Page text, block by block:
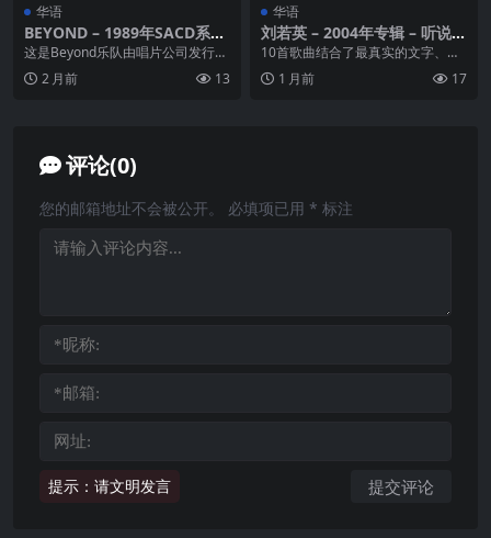
华语
BEYOND – 1989年SACD系列
– BEYOND IV DSD DSF
这是Beyond乐队由唱片公司发行的
第四张专辑,故碟名取作《Beyond I
V》...2 月前 13
华语
刘若英 – 2004年专辑 – 听说？
Flac
10首歌曲结合了最真实的文字、最
诚恳的音乐与最感动的视觉呈现，
每一首歌从不同角度...
1 月前 17
评论(0)
提示：请文明发言
您的邮箱地址不会被公开。 必填项已用 * 标注